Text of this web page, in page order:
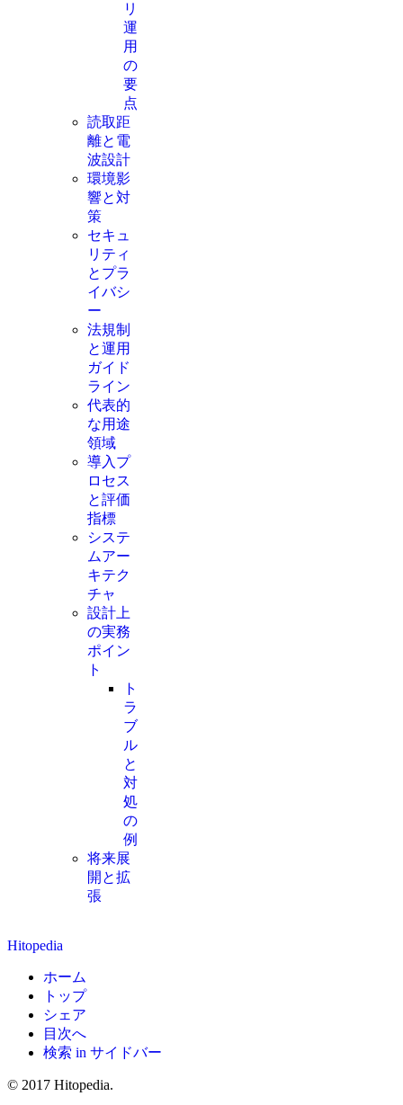
リ
運
用
の
要
点
読取距
離と電
波設計
環境影
響と対
策
セキュ
リティ
とプラ
イバシ
ー
法規制
と運用
ガイド
ライン
代表的
な用途
領域
導入プ
ロセス
と評価
指標
システ
ムアー
キテク
チャ
設計上
の実務
ポイン
ト
ト
ラ
ブ
ル
と
対
処
の
例
将来展
開と拡
張
Hitopedia
ホーム
トップ
シェア
目次へ
検索 in サイドバー
© 2017 Hitopedia.